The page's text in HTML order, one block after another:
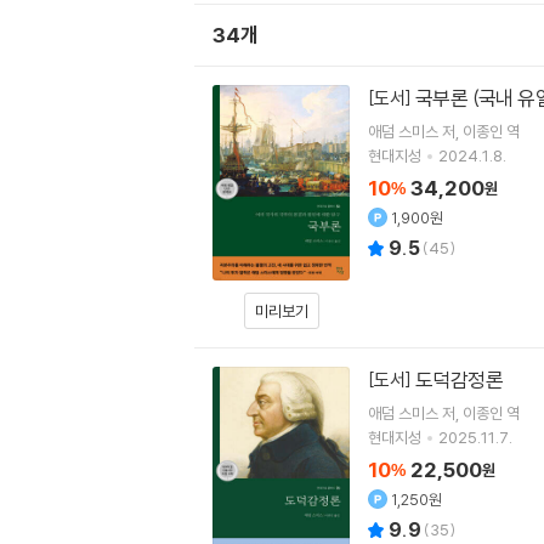
34개
미리보기
[도서] 국부론 (국내 유
애덤 스미스 저 이종인 역
현대지성
2024.1.8.
10% 34,200원
1,900원
9.5(45)
[도서] 도덕감정론
애덤 스미스 저 이종인 역
현대지성
2025.11.7.
10% 22,500원
1,250원
9.9 (35)